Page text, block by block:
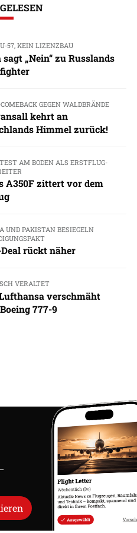
57, KEIN LIZENZBAU
„Nein“ zu Russlands
GEGEN WALDBRÄNDE
kehrt an
Himmel zurück!
AM BODEN ALS ERSTFLUG-
A350F zittert vor dem
UND PAKISTAN BESIEGELN
rückt näher
VERALTET
verschmäht
777-9